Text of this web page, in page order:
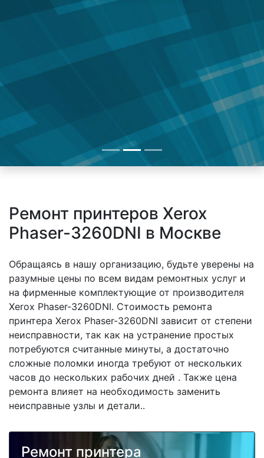
Ремонт принтеров Xerox
Phaser-3260DNI в Москве
Обращаясь в нашу организацию, будьте уверены на
разумные цены по всем видам ремонтных услуг и
на фирменные комплектующие от производителя
Xerox Phaser-3260DNI. Стоимость ремонта
принтера Xerox Phaser-3260DNI зависит от степени
неисправности, так как на устранение простых
потребуются считанные минуты, а достаточно
сложные поломки иногда требуют от нескольких
часов до нескольких рабочих дней . Также цена
ремонта влияет на необходимость заменить
неисправные узлы и детали..
Ремонт принтера